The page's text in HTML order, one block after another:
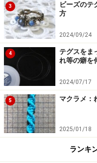
3
ビーズのテ
方
2024/09/24
4
テグスをま
れ等の癖を
2024/07/17
5 マクラメ：
2025/01/18
ランキ